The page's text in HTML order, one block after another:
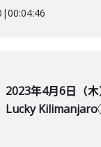
|00:04:46
2023年4月6日（木
Lucky